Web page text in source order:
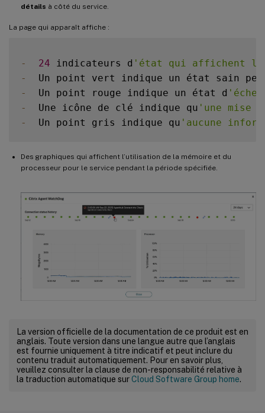
détails à côté du service.
La page qui apparaît affiche :
- 24 indicateurs d 'état qui affichent l'
-
Un point vert indique un état sain
-
  Un point rouge indique un état d
-
  Une icône de clé indique qu
'une mise
-
  Un point gris indique qu
'aucune
Des graphiques qui affichent l’utilisation de la mémoire et du
processeur pour le service pendant la période spécifiée.
La version officielle de la documentation de ce produit est en
anglais. Toute version dans une langue autre que l’anglais
est fournie uniquement à titre indicatif et peut inclure du
contenu traduit automatiquement. Pour en savoir plus,
veuillez consulter la clause de non-responsabilité relative à
la traduction automatique surCloud Software Group home.